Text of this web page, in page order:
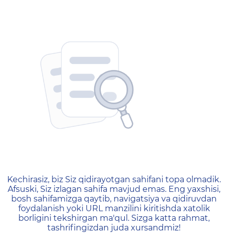
404 — Страница не
Kechirasiz, biz Siz qidirayotgan sahifani topa olmadik.
Afsuski, Siz izlagan sahifa mavjud emas. Eng yaxshisi,
bosh sahifamizga qaytib, navigatsiya va qidiruvdan
foydalanish yoki URL manzilini kiritishda xatolik
borligini tekshirgan ma'qul. Sizga katta rahmat,
tashrifingizdan juda xursandmiz!